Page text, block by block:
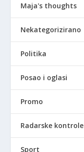
Maja's thoughts
Nekategorizirano
Politika
Posao i oglasi
Promo
Radarske kontrole
Sport